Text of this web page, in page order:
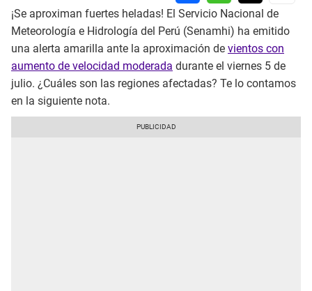
¡Se aproximan fuertes heladas! El Servicio Nacional de
Meteorología e Hidrología del Perú (Senamhi) ha emitido
una alerta amarilla ante la aproximación de vientos con
aumento de velocidad moderada durante el viernes 5 de
julio. ¿Cuáles son las regiones afectadas? Te lo contamos
en la siguiente nota.